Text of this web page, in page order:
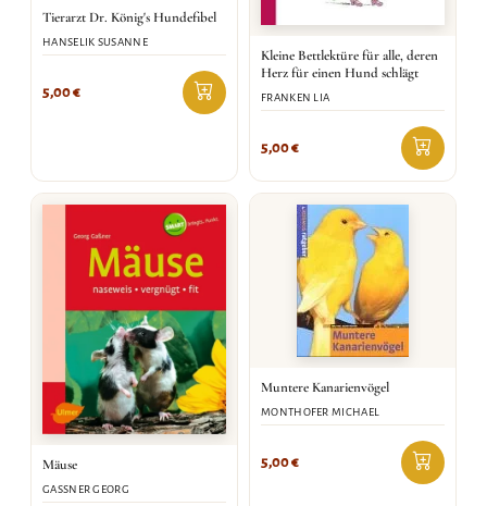
Tierarzt Dr. König's Hundefibel
HANSELIK SUSANNE
5,00€
Kleine Bettlektüre für alle, deren
Herz für einen Hund schlägt
FRANKEN LIA
5,00€
Mäuse
GASSNER GEORG
Muntere Kanarienvögel
MONTHOFER MICHAEL
5,00€